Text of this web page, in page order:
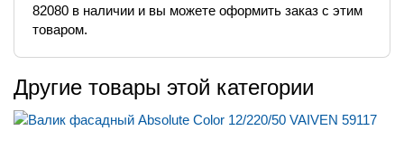
82080 в наличии и вы можете оформить заказ с этим
товаром.
Другие товары этой категории